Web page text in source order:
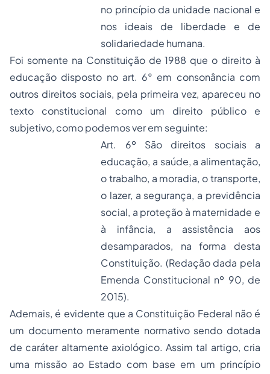
no princípio da unidade nacional e
nos ideais de liberdade e de
solidariedade humana.
Foi somente na Constituição de 1988 que o direito à
educação disposto no art. 6° em consonância com
outros direitos sociais, pela primeira vez, apareceu no
texto constitucional como um direito público e
subjetivo, como podemos ver em seguinte:
Art. 6º São direitos sociais a
educação, a saúde, a alimentação,
o trabalho, a moradia, o transporte,
o lazer, a segurança, a previdência
social, a proteção à maternidade e
à infância, a assistência aos
desamparados, na forma desta
Constituição. (Redação dada pela
Emenda Constitucional nº 90, de
2015).
Ademais, é evidente que a Constituição Federal não é
um documento meramente normativo sendo dotada
de caráter altamente axiológico. Assim tal artigo, cria
uma missão ao Estado com base em um princípio